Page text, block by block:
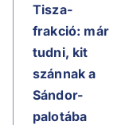
Tisza-
frakció: már
tudni, kit
szánnak a
Sándor-
palotába